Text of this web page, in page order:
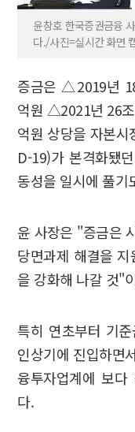
윤창호 한국증권금융
다./사진=실시간 화면
증금은 △2019년
억원 △2021년 26
억원 상당을 자본시
D-19)가 본격화됐
동성을 일시에 풀기
윤 사장은 "증금은
당면과제 해결을
을 강화해 나갈 것"
특히 연초부터 기
인상기에 진입하면
융투자업계에 보
다.